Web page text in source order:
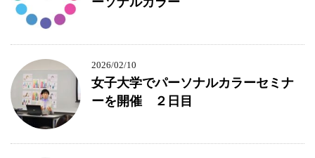
2026/02/10
女子大学でパーソナルカラーセミナ
ーを開催 ２日目